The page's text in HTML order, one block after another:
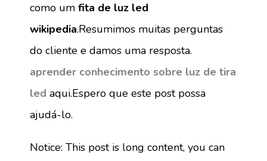
como um fita de luz led
wikipedia.Resumimos muitas perguntas
do cliente e damos uma resposta.
aprender conhecimento sobre luz de tira
led aqui.Espero que este post possa
ajudá-lo.
Notice: This post is long content, you can